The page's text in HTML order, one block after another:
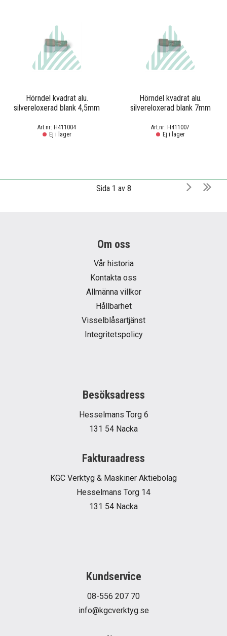
Hörndel kvadrat alu.
silvereloxerad blank 4,5mm
H411004
Ej i lager
Hörndel kvadrat alu.
silvereloxerad blank 7mm
H411007
Ej i lager
Sida 1 av 8
Om oss
Vår historia
Kontakta oss
Allmänna villkor
Hållbarhet
Visselblåsartjänst
Integritetspolicy
Besöksadress
Hesselmans Torg 6
131 54 Nacka
Fakturaadress
KGC Verktyg & Maskiner Aktiebolag
Hesselmans Torg 14
131 54 Nacka
Kundservice
08-556 207 70
info@kgcverktyg.se